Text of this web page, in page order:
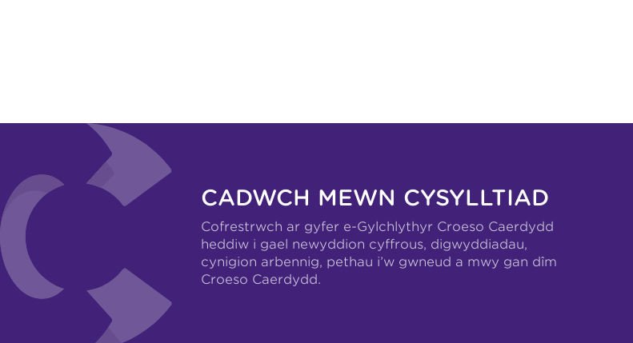
CADWCH MEWN CYSYLLTIAD
Cofrestrwch ar gyfer e-Gylchlythyr Croeso Caerdydd
heddiw i gael newyddion cyffrous, digwyddiadau,
cynigion arbennig, pethau i’w gwneud a mwy gan dîm
Croeso Caerdydd.